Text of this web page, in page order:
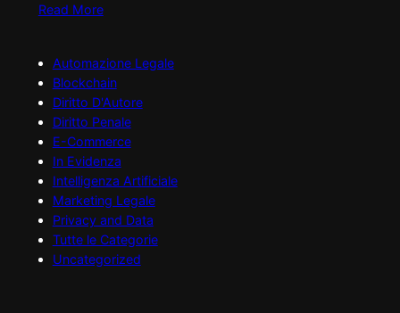
Read More
Automazione Legale
Blockchain
Diritto D'Autore
Diritto Penale
E-Commerce
In Evidenza
Intelligenza Artificiale
Marketing Legale
Privacy and Data
Tutte le Categorie
Uncategorized